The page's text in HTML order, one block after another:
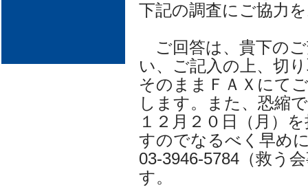
下記の調査にご協力
ご回答は、貴下の
い、ご記入の上、切
そのままＦＡＸにて
します。また、恐縮
１２月２０日（月）
すのでなるべく早め
03-3946-5784（救う
す。